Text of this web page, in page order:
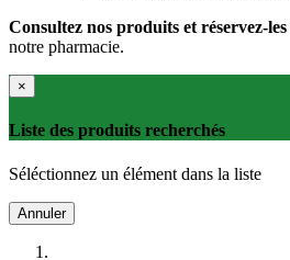
Consultez nos produits et réservez-les
notre pharmacie.
×
Liste des produits recherchés
Séléctionnez un élément dans la liste
Annuler